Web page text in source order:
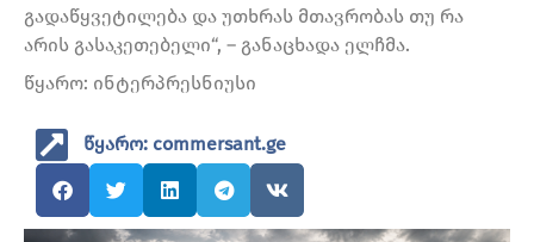
გადაწყვეტილება და უთხრას მთავრობას თუ რა
არის გასაკეთებელი“, – განაცხადა ელჩმა.
წყარო: ინტერპრესნიუსი
წყარო: commersant.ge